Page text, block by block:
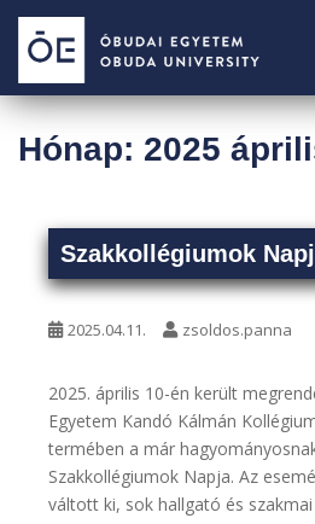
p
Hónap: 2025
Szakkollégiumok
2025.04.11. zsoldos.panna
2025. április 10-én került
Egyetem Kandó Kálmán
termében a már
Szakkollégiumok Napja. Az
váltott ki, sok hallgató és